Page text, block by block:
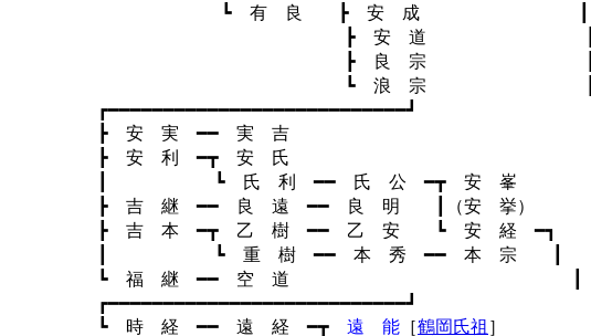
┗ 有 良 ┣ 安 成 ┃
┣ 安 道 ┃
┣ 良 宗 ┃
┗ 浪 宗 ┃
┏━━━━━━━━━━━━━━━━━━━━━━━━━━━┛
┣ 安 実 ━━ 実 吉
┣ 安 利 ━┳ 安 氏
┃ ┗ 氏 利 ━━ 氏 公 ━┳ 安 峯
┣ 吉 継 ━━ 良 遠 ━━ 良 明 ┃（安 挙）
┣ 吉 本 ━┳ 乙 樹 ━━ 乙 安 ┗ 安 経 ━┓
┃ ┗ 重 樹 ━━ 本 秀 ━━ 本 宗 ┃
┗ 福 継 ━━ 空 道 ┃
┏━━━━━━━━━━━━━━━━━━━━━━━━━━━┛
┗ 時 経 ━━ 遠 経 ━┳ 遠 能 ［鶴岡氏祖 ］